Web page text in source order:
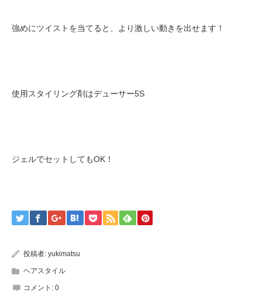
強めにツイストを当てると、より激しい動きを出せます！
使用スタイリング剤はデューサー5S
ジェルでセットしてもOK！
投稿者: yukimatsu
ヘアスタイル
コメント: 0